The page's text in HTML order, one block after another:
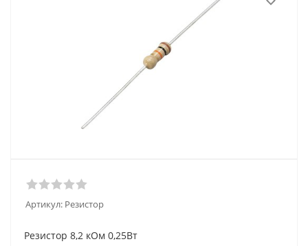
Артикул: Резистор
Резистор 8,2 кОм 0,25Вт